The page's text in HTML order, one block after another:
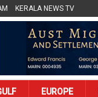
KERALA NEWS TV
EUROPE